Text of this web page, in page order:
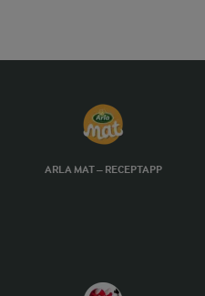
ARLA MAT – RECEPTAPP